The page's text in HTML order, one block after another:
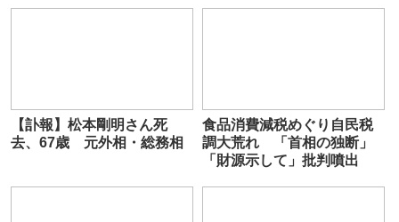
【訃報】松本剛明さん死
去、67歳 元外相・総務相
食品消費減税めぐり自民税
調大荒れ 「首相の独断」
「財源示して」批判噴出